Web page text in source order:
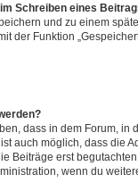
Schreiben eines
und zu einem
der Funktion
dass in dem Forum, in
auch möglich, dass die
Beiträge erst
wenn du